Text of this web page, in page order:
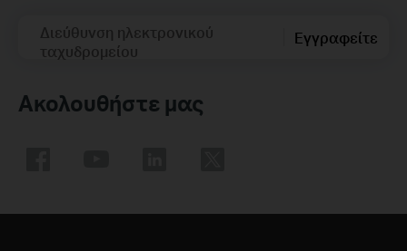
Διεύθυνση ηλεκτρονικού
ταχυδρομείου
Εγγραφείτε
Ακολουθήστε μας